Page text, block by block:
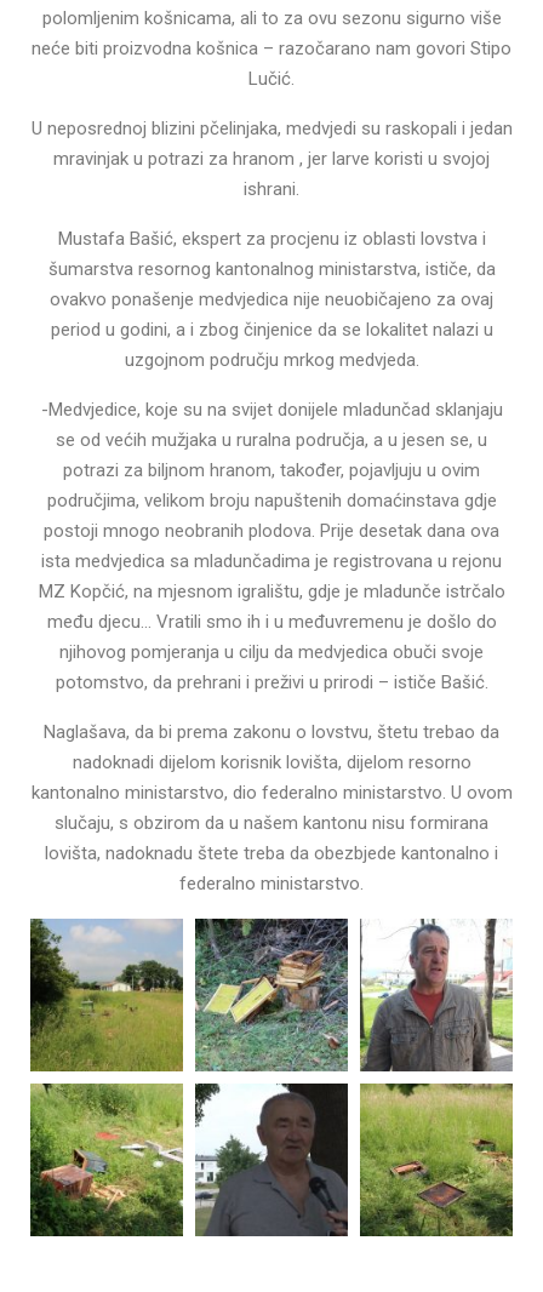
polomljenim košnicama, ali to za ovu sezonu sigurno više
neće biti proizvodna košnica – razočarano nam govori Stipo
Lučić.
U neposrednoj blizini pčelinjaka, medvjedi su raskopali i jedan
mravinjak u potrazi za hranom , jer larve koristi u svojoj
ishrani.
Mustafa Bašić, ekspert za procjenu iz oblasti lovstva i
šumarstva resornog kantonalnog ministarstva, ističe, da
ovakvo ponašenje medvjedica nije neuobičajeno za ovaj
period u godini, a i zbog činjenice da se lokalitet nalazi u
uzgojnom području mrkog medvjeda.
-Medvjedice, koje su na svijet donijele mladunčad sklanjaju
se od većih mužjaka u ruralna područja, a u jesen se, u
potrazi za biljnom hranom, također, pojavljuju u ovim
područjima, velikom broju napuštenih domaćinstava gdje
postoji mnogo neobranih plodova. Prije desetak dana ova
ista medvjedica sa mladunčadima je registrovana u rejonu
MZ Kopčić, na mjesnom igralištu, gdje je mladunče istrčalo
među djecu… Vratili smo ih i u međuvremenu je došlo do
njihovog pomjeranja u cilju da medvjedica obuči svoje
potomstvo, da prehrani i preživi u prirodi – ističe Bašić.
Naglašava, da bi prema zakonu o lovstvu, štetu trebao da
nadoknadi dijelom korisnik lovišta, dijelom resorno
kantonalno ministarstvo, dio federalno ministarstvo. U ovom
slučaju, s obzirom da u našem kantonu nisu formirana
lovišta, nadoknadu štete treba da obezbjede kantonalno i
federalno ministarstvo.